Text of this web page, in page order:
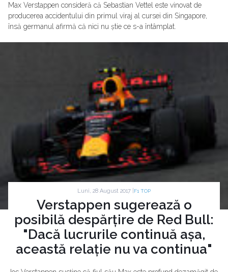
Max Verstappen consideră că Sebastian Vettel este vinovat de
producerea accidentului din primul viraj al cursei din Singapore,
însă germanul afirmă că nici nu știe ce s-a întâmplat.
Luni, 28 August 2017 | F1 TOP
Verstappen sugerează o
posibilă despărțire de Red Bull:
"Dacă lucrurile continuă așa,
această relație nu va continua"